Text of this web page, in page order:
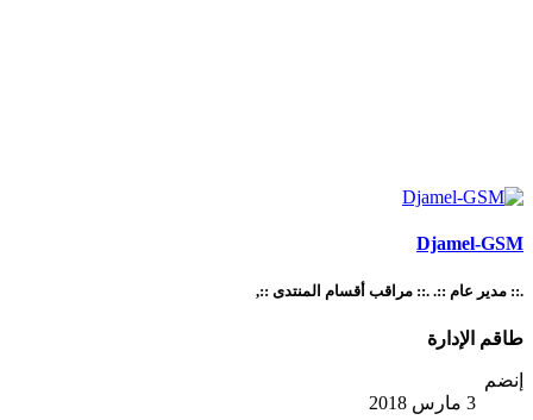
Djamel-GSM
.:: مدير عام ::. .:: مراقب أقسام المنتدى ::,
طاقم الإدارة
إنضم
3 مارس 2018